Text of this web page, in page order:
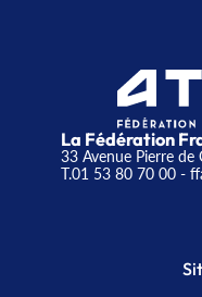
La Fédération
33 Avenue Pierre
T.01 53 80 70 00-